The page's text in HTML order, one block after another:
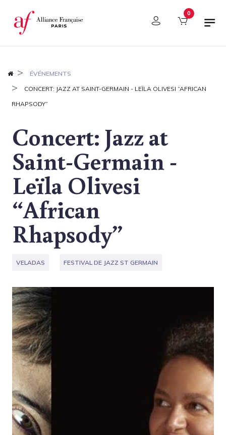
Panel de gestión de cookies 0
ÉVÉNEMENTS
CONCERT: JAZZ AT SAINT-GERMAIN - LEÏLA OLIVESI “AFRICAN
RHAPSODY”
Concert: Jazz at
Saint-Germain -
Leïla Olivesi
“African
Rhapsody”
VELADAS FESTIVAL DE JAZZ ST GERMAIN